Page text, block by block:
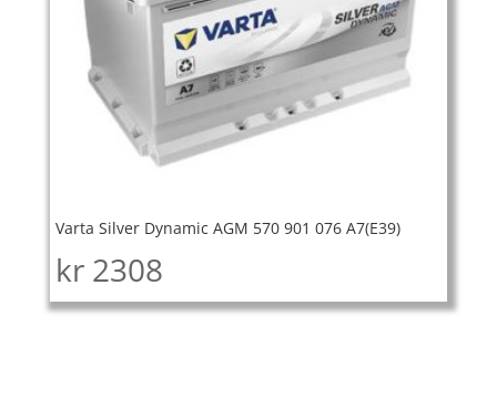
Varta Silver Dynamic AGM 570 901 076 A7(E39)
kr 2308